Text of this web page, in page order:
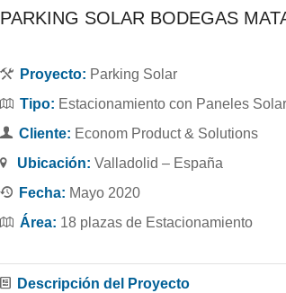
PARKING SOLAR BODEGAS
Proyecto: Parking Solar
Tipo: Estacionamiento con Paneles
Cliente: Econom Product & Solutions
Ubicación: Valladolid – España
Fecha: Mayo 2020
Área: 18 plazas de Estacionamiento
Descripción del Proyecto